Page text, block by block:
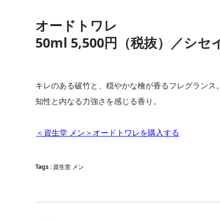
オードトワレ
50ml 5,500円（税抜）／シセ
キレのある破竹と、穏やかな檜が香るフレグランス。
知性と内なる力強さを感じる香り。
＜資生堂 メン＞オードトワレを購入する
Tags : 資生堂 メン